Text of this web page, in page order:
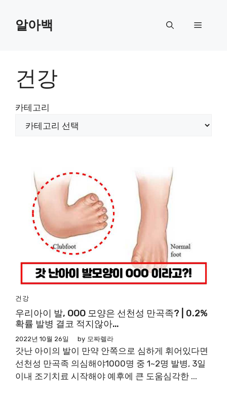
content알아백 Menu
건강
카테고리
건강
우리아이 발, OOO 모양은 선천성 만곡족? | 0.2%
확률 발병 결코 적지않아…
2022년 10월 26일 by 모짜렐라
갓난 아이의 발이 만약 안쪽으로 심하게 휘어있다면
선천성 만곡족 의심해야1000명 중 1~2명 발병, 3일
이내 조기치료 시작해야 예후에 큰 도움심각한 ...